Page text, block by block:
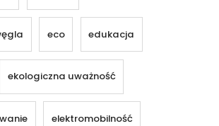
eco edukacja
ekologiczna uważność
elektromobilność